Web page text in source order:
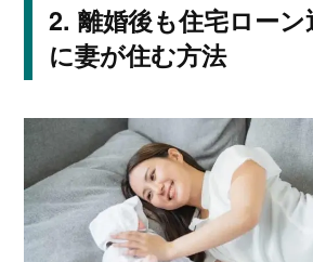
離婚後も住宅ロー
に妻が住む方法